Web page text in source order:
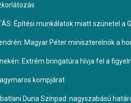
Építési munkálatok miatt szünetel a
Magyar Péter miniszterelnök a
Extrém bringatúra hívja fel a
kompjárat
Duna Színpad: nagyszabású